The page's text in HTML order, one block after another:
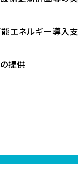
能エネルギー導入支
提供